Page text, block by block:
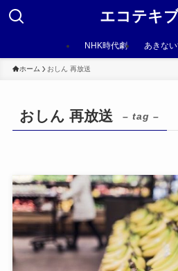
エコテキ
NHK時代劇 あきな
ホーム おしん 再放送
おしん 再放送 – tag –